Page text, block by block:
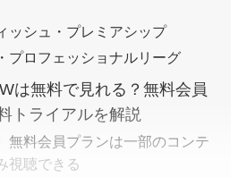
ッシュ・プレミアシップ
プロフェッショナルリーグ
は無料で見れる？無料会員
トライアルを解説
無料会員プランは一部のコンテ
視聴できる